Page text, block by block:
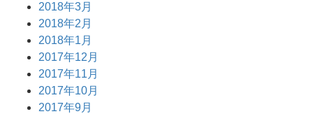
2018年3月
2018年2月
2018年1月
2017年12月
2017年11月
2017年10月
2017年9月